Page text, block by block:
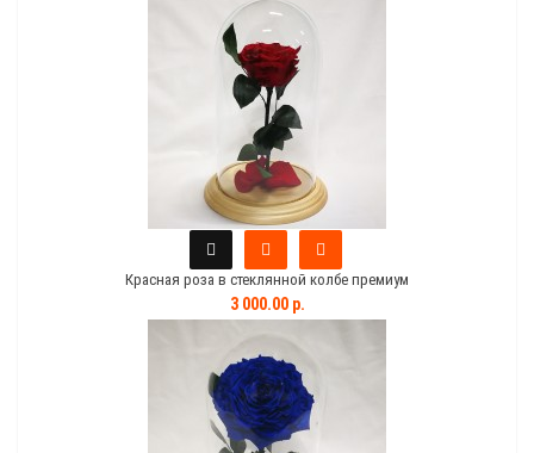
Красная роза в стеклянной колбе премиум
3 000.00 р.